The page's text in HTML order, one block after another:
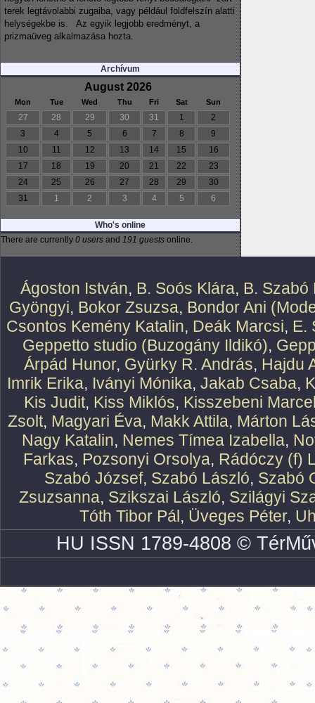
terek legtávolabbi zugaiba, vagy például földfelszín alatti
helységekbe is. Az egyik legjobb eredményt, a
prizmaüveg alkalmazása hozta.
Archívum
August 2026
Mon Tue Wed Thu Fri Sat Sun
27 28 29 30 31 1
2
3
4 5 6 7 8
9
10
11 12 13 14 15
16
17
18 19 20 21 22
23
24
25 26 27 28 29
30
31
1 2 3 4 5 6
Who's online
There are currently 0 users and 191 guests online.
Ágoston István, B. Soós Klára, B. Szabó
Gyöngyi, Bokor Zsuzsa, Bondor Ani
Csontos Kemény Katalin, Deák Marcsi, E.
Geppetto studio (Buzogány Ildikó),
Árpád Hunor, Gyürky R. András, Hajdu
Imrik Erika, Iványi Mónika, Jakab Csaba,
Kis Judit, Kiss Miklós, Kisszebeni
Zsolt, Magyari Éva, Makk Attila, Márton
Nagy Katalin, Nemes Tímea Izabella,
Farkas, Pozsonyi Orsolya, Rádóczy (f)
Szabó József, Szabó László, Szabó
Zsuzsanna, Szikszai László, Szilágyi
Tóth Tibor Pál, Üveges Péter,
HU ISSN 1789-4808 ©